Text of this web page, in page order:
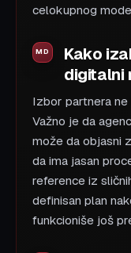
celokupnog
Kako
digitalni
Izbor partnera
Važno je da
može da objasni
da ima jasan
reference iz
definisan plan
funkcioniše još